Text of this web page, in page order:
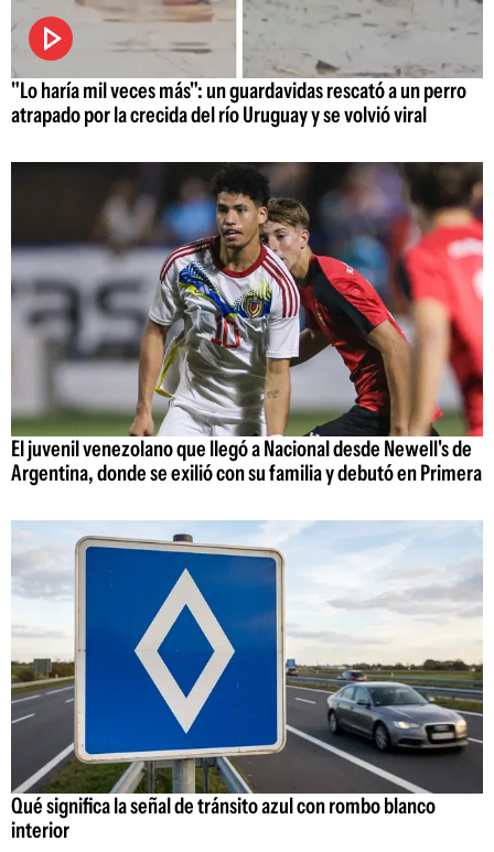
"Lo haría mil veces más": un guardavidas rescató a un perro
atrapado por la crecida del río Uruguay y se volvió viral
El juvenil venezolano que llegó a Nacional desde Newell's de
Argentina, donde se exilió con su familia y debutó en Primera
Qué significa la señal de tránsito azul con rombo blanco
interior